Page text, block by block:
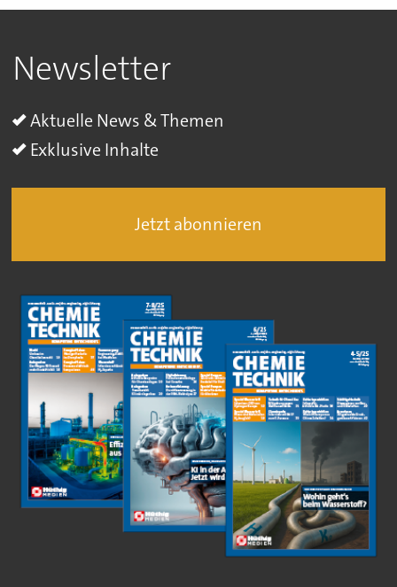
Newsletter
Aktuelle News & Themen
Exklusive Inhalte
Jetzt abonnieren